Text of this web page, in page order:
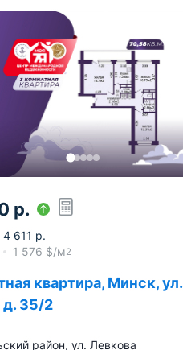
р.
4 611 р.
1 576 $/м2
квартира, Минск, ул.
д. 35/2
район, ул. Левкова